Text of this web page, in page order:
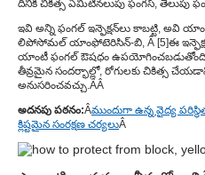
దీనికి చికిత్స ఏమిటినలుపు ఫంగస్, తెలుపు
ఇవి అన్ని ఫంగల్ ఇన్ఫెక్షన్‌లు కాబట్టి, అవి
లిపోసోమల్ యాంఫోటెరిసిన్-బి, Â [5]ఈ
యాంటీ ఫంగల్ ఔషధం
తీవ్రమైన సందర్భాల్లో, రోగులకు చికిత్స
అనుసరించవచ్చు.ÂÂ
అదనపు పఠనం:Âముందుగా ఉన్న వైద్య
క్లిష్టమైన సంరక్షణ చర్యలుÂ